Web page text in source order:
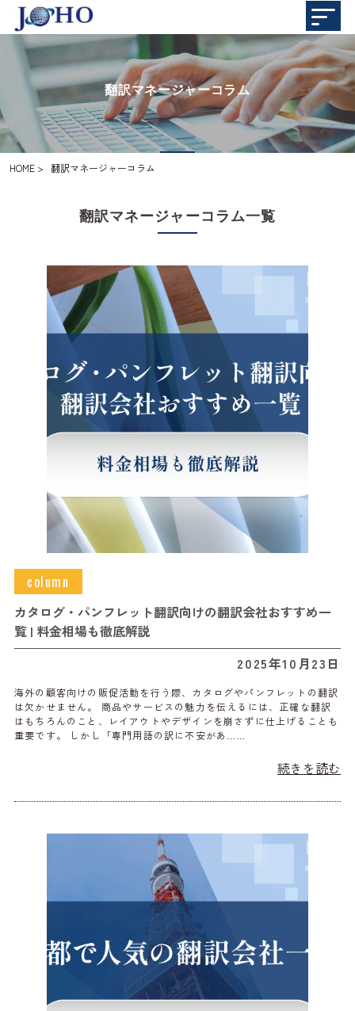
翻訳マネージャーコラム
HOME > 翻訳マネージャーコラム
翻訳マネージャーコラム一覧
column
カタログ・パンフレット翻訳向けの翻訳会社おすすめ一
覧 | 料金相場も徹底解説
2025年10月23日
海外の顧客向けの販促活動を行う際、カタログやパンフレットの翻訳
は欠かせません。 商品やサービスの魅力を伝えるには、正確な翻訳
はもちろんのこと、レイアウトやデザインを崩さずに仕上げることも
重要です。 しかし「専門用語の訳に不安があ……
続きを読む